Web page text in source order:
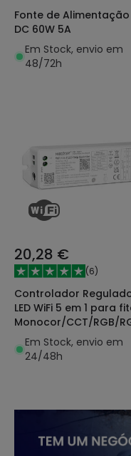
Fonte de Alimentação
DC 60W 5A
Em Stock, envio em
48/72h
20,28 €
(6)
Controlador
LED WiFi 5 em 1 para
Monocor/CCT/RGB/
12/24V DC MiBoxer
Em Stock, envio em
24/48h